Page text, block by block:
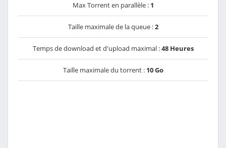
Max Torrent en parallèle : 1
Taille maximale de la queue :2
Temps de download et d'upload maximal :48 Heures
Taille maximale du torrent : 10 Go